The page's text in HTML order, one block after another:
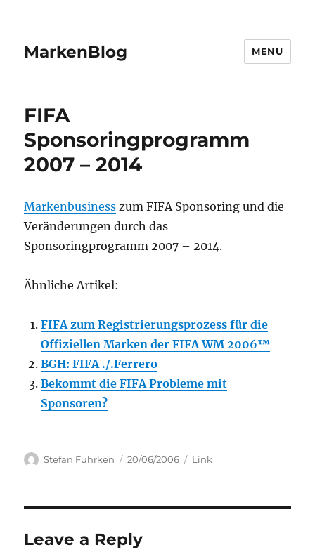
MarkenBlog MENU
FIFA
Sponsoringprogramm
2007 – 2014
Markenbusiness zum FIFA Sponsoring und die
Veränderungen durch das
Sponsoringprogramm 2007 – 2014.
Ähnliche Artikel:
FIFA zum Registrierungsprozess für die
Offiziellen Marken der FIFA WM 2006™
BGH: FIFA ./.Ferrero
Bekommt die FIFA Probleme mit
Sponsoren?
Author
Stefan Fuhrken
Posted
20/06/2006 Categories
Link
Leave a Reply